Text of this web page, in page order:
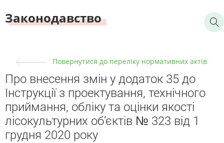
Законодавство
Повернутися до переліку нормативних актів
Про внесення змін у додаток 35 до
Інструкції з проектування, технічного
приймання, обліку та оцінки якості
лісокультурних об’єктів № 323 від 1
грудня 2020 року